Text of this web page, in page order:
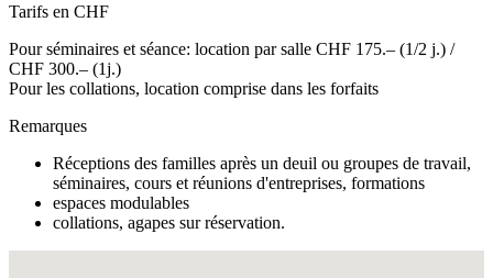
Tarifs en CHF
Pour séminaires et séance: location par salle CHF 175.– (1/2 j.) /
CHF 300.– (1j.)
Pour les collations, location comprise dans les forfaits
Remarques
Réceptions des familles après un deuil ou groupes de travail,
séminaires, cours et réunions d'entreprises, formations
espaces modulables
collations, agapes sur réservation.